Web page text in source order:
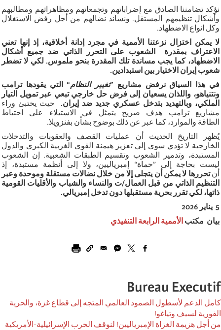
نؤكد تضامننا الصادق مع إضراباتهم وتجمعاتهم ومظاهراتهم ومطالبهم
وأشكال تنظيمهم المستقل. ونساند نضالهم من أجل رفض الاستغلال
وكل انواع الاضطهاد.
لا يمكن اختزال نزعتنا الأممية في مجرد إدانة أخلاقية، إذ إنها تعني
الاعتراف بمقدرة الشعوب على التحرر الذاتي ضد جميع أشكال
الاضطهاد، كما يجب مساندة تلك المقدرة بنحو ملموس. لكي لا تضطر
شعوب إيران الاختيار بين استبدادين.
في هذا السياق نرفض مشاريع ”تغيير النظام“
التي يقودها ترامب
ونتنياهو، واللذان يسعيان إلى فرض حل خارجي تبعي عبر تمويل التيار
الملكي، وبالتهديد بتدخل عسكري جديد ضد إيران.
حيث يختبئ وراء
مشاريع ترامب هدف صريح يتمثل في الاستيلاء على احتياط
الطاقة والموارد، كما عبر عن ذلك بوضوح بشأن بفنزويلا.
يُظهر التاريخ الحديث أن عمليات القصف والعقوبات والتدخلات
الخارجية لا تؤدي سوى إلى تعزيز هيمنة القوى الغربية الكبرى والدول
المستبدة، وتدمير الشعوب وتقسيم الطبقات الشعبية. إن الشعوب
ليست بحاجة إلى ”حماة“ إمبرياليين، ولا إلى أنظمة مستبدة، إذ
أنتحررها لا يمكن أن يتجلى إلا من خلال نضالات مستقلة وموحدة وعبر
التنظيم الذاتي من قبل العمال/ت والنساء والشباب والأقليات القومية
ذاتها، لكي تقرر بحرية مستقبلها دون تدخل إمبريالي.
5 يناير 2026
بيان مكتب الأممية الرابعة التنفيذي
Bureau Executif
كامل الدعم لأسطول الصمود العالمي المتجه إلى قطاع غزة، والحرية
الفورية لسيف وتياغو!
من أجل هزيمة الغزاة الإمبرياليين! لنوقف الحرب الإسرائيلية-الأمريكية